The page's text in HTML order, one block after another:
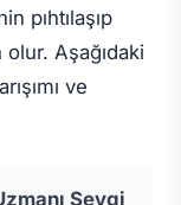
pıhtılaşıp
olur. Aşağıdaki
ve
Sevgi